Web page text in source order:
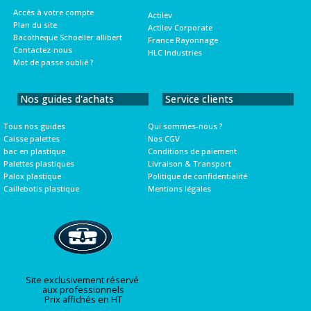
Accès à votre compte
Plan du site
Bacotheque Schoeller allibert
Contactez-nous
Mot de passe oublié ?
Actilev
Actilev Corporate
France Rayonnage
HLC Industries
Nos guides d'achats
Tous nos guides
Caisse palettes
bac en plastique
Palettes plastiques
Palox plastique
Caillebotis plastique
Service clients
Qui sommes-nous ?
Nos CGV
Conditions de paiement
Livraison & Transport
Politique de confidentialité
Mentions légales
Site exclusivement réservé
aux professionnels
Prix affichés en HT